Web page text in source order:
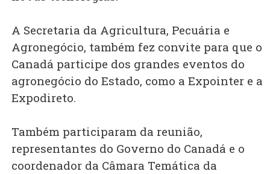
A Secretaria da Agricultura, Pecuária e
Agronegócio, também fez convite para que o
Canadá participe dos grandes eventos do
agronegócio do Estado, como a Expointer e a
Expodireto.
Também participaram da reunião,
representantes do Governo do Canadá e o
coordenador da Câmara Temática da